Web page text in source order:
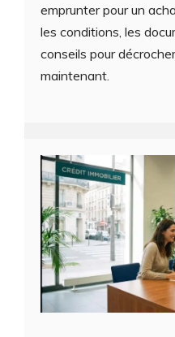
emprunter pour un
les conditions, les
conseils pour
maintenant.